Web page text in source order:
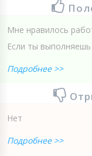
Мне нравилось
Если ты
Подробнее >>
Нет
Подробнее >>